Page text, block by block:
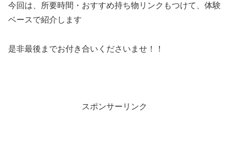
今回は、所要時間・おすすめ持ち物リンクもつけて、体験
ベースで紹介します
是非最後までお付き合いくださいませ！！
スポンサーリンク